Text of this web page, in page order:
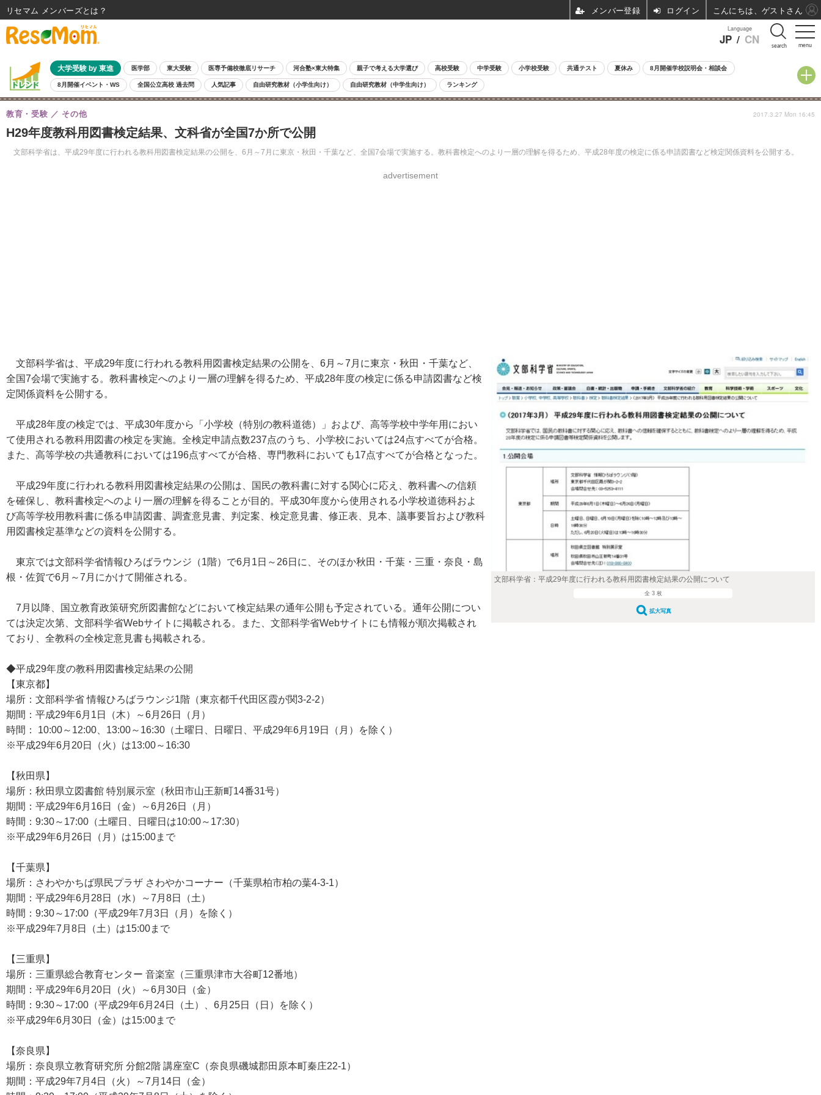
menu
Language
JP / CN search
大学受験 by 東進 医学部 東大受験 医専予備校徹底リサーチ 河合塾×東大特集 親子で考える大学選び 高校受験 中学受験 小学校受験 共通テスト 夏休み 8月開催学校説明会・相談会
8月開催イベント・WS 全国公立高校 過去問 人気記事 自由研究教材（小学生向け） 自由研究教材（中学生向け） ランキング
H29年度教科用図書検定結果、文科省が全国7か所で公開
文部科学省は、平成29年度に行われる教科用図書検定結果の公開を、6月～7月に東京・秋田・千葉など、全国7会場で実施する。教科書検定へのより一層の理解を得るため、平成28年度の検定に係る申請図書など検定関係資料を公開する。
教育・受験 その他
advertisement
2017.3.27 Mon 16:45
文部科学省：平成29年度に行われる教科用図書検定結果の公開について
全 3 枚
拡大写真
文部科学省は、平成29年度に行われる教科用図書検定結果の公開を、6月～7月に東京・秋田・千葉など、
全国7会場で実施する。教科書検定へのより一層の理解を得るため、平成28年度の検定に係る申請図書など検
定関係資料を公開する。
平成28年度の検定では、平成30年度から「小学校（特別の教科道徳）」および、高等学校中学年用におい
て使用される教科用図書の検定を実施。全検定申請点数237点のうち、小学校においては24点すべてが合格。
また、高等学校の共通教科においては196点すべてが合格、専門教科においても17点すべてが合格となった。
平成29年度に行われる教科用図書検定結果の公開は、国民の教科書に対する関心に応え、教科書への信頼
を確保し、教科書検定へのより一層の理解を得ることが目的。平成30年度から使用される小学校道徳科およ
び高等学校用教科書に係る申請図書、調査意見書、判定案、検定意見書、修正表、見本、議事要旨および教科
用図書検定基準などの資料を公開する。
東京では文部科学省情報ひろばラウンジ（1階）で6月1日～26日に、そのほか秋田・千葉・三重・奈良・島
根・佐賀で6月～7月にかけて開催される。
7月以降、国立教育政策研究所図書館などにおいて検定結果の通年公開も予定されている。通年公開につい
ては決定次第、文部科学省Webサイトに掲載される。また、文部科学省Webサイトにも情報が順次掲載され
ており、全教科の全検定意見書も掲載される。
◆平成29年度の教科用図書検定結果の公開
【東京都】
場所：文部科学省 情報ひろばラウンジ1階（東京都千代田区霞が関3-2-2）
期間：平成29年6月1日（木）～6月26日（月）
時間： 10:00～12:00、13:00～16:30（土曜日、日曜日、平成29年6月19日（月）を除く）
※平成29年6月20日（火）は13:00～16:30
【秋田県】
場所：秋田県立図書館 特別展示室（秋田市山王新町14番31号）
期間：平成29年6月16日（金）～6月26日（月）
時間：9:30～17:00（土曜日、日曜日は10:00～17:30）
※平成29年6月26日（月）は15:00まで
【千葉県】
場所：さわやかちば県民プラザ さわやかコーナー（千葉県柏市柏の葉4-3-1）
期間：平成29年6月28日（水）～7月8日（土）
時間：9:30～17:00（平成29年7月3日（月）を除く）
※平成29年7月8日（土）は15:00まで
【三重県】
場所：三重県総合教育センター 音楽室（三重県津市大谷町12番地）
期間：平成29年6月20日（火）～6月30日（金）
時間：9:30～17:00（平成29年6月24日（土）、6月25日（日）を除く）
※平成29年6月30日（金）は15:00まで
【奈良県】
場所：奈良県立教育研究所 分館2階 講座室C（奈良県磯城郡田原本町秦庄22-1）
期間：平成29年7月4日（火）～7月14日（金）
リセマム メンバーズ ログイン こんにちは、ゲストさん